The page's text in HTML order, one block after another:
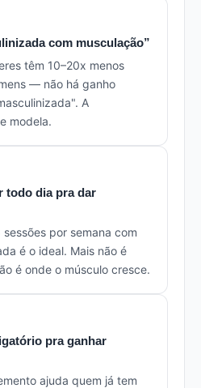
com musculação”
têm 10–20x menos
— não há ganho
A
modela.
todo dia pra dar
por semana com
é o ideal. Mais não é
é onde o músculo cresce.
pra ganhar
ajuda quem já tem